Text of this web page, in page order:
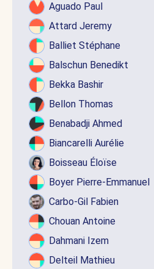
Aguado Paul
Attard Jeremy
Balliet Stéphane
Balschun Benedikt
Bekka Bashir
Bellon Thomas
Benabadji Ahmed
Biancarelli Aurélie
Boisseau Éloïse
Boyer Pierre-Emmanuel
Carbo-Gil Fabien
Chouan Antoine
Dahmani Izem
Delteil Mathieu